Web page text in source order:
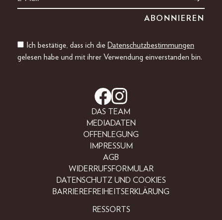
Ich bestätige, dass ich die Datenschutzbestimmungen
gelesen habe und mit ihrer Verwendung einverstanden bin.
DAS TEAM
MEDIADATEN
OFFENLEGUNG
IMPRESSUM
AGB
WIDERRUFSFORMULAR
DATENSCHUTZ UND COOKIES
BARRIEREFREIHEITSERKLÄRUNG
RESSORTS